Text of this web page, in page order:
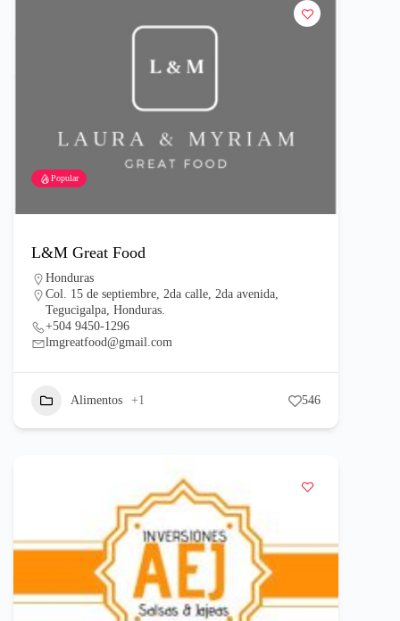
Popular
L&M Great Food
Honduras
Col. 15 de septiembre, 2da calle, 2da avenida,
Tegucigalpa, Honduras.
+504 9450-1296
lmgreatfood@gmail.com
Alimentos +1 546